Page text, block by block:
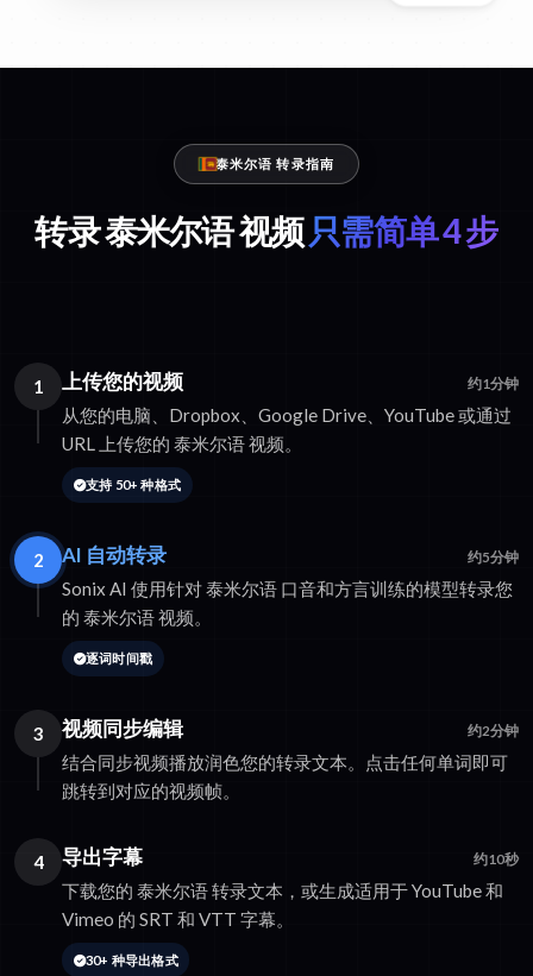
泰米尔语 转录指南
转录 泰米尔语 视频只需简单 4 步
1 上传您的视频 约1分钟
从您的电脑、Dropbox、Google Drive、YouTube 或通过
URL 上传您的 泰米尔语 视频。
支持 50+ 种格式
2 AI 自动转录 约5分钟
Sonix AI 使用针对 泰米尔语 口音和方言训练的模型转录您
的 泰米尔语 视频。
逐词时间戳
3 视频同步编辑 约2分钟
结合同步视频播放润色您的转录文本。点击任何单词即可
跳转到对应的视频帧。
4 导出字幕 约10秒
下载您的 泰米尔语 转录文本，或生成适用于 YouTube 和
Vimeo 的 SRT 和 VTT 字幕。
30+ 种导出格式